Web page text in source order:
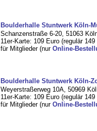
Boulderhalle Stuntwerk Köln-
Schanzenstraße 6-20, 51063
11er-Karte: 109 Euro (regulär 149
für Mitglieder (nur Online-
Boulderhalle Stuntwerk Köln-
Weyerstraßerweg 10A, 50969
11er-Karte: 109 Euro (regulär 149
für Mitglieder (nur Online-